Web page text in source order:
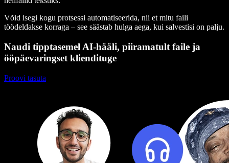
Võid isegi kogu protsessi automatiseerida, nii et mitu faili
töödeldakse korraga – see säästab hulga aega, kui salvestisi on palju.
Naudi tipptasemel AI-hääli, piiramatult faile ja
ööpäevaringset kliendituge
Proovi tasuta